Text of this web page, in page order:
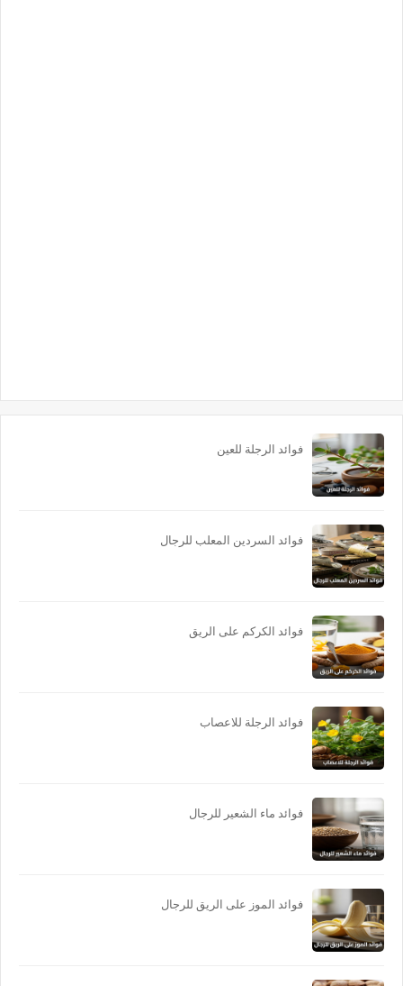
فوائد الرجلة للعين
فوائد السردين المعلب للرجال
فوائد الكركم على الريق
فوائد الرجلة للاعصاب
فوائد ماء الشعير للرجال
فوائد الموز على الريق للرجال